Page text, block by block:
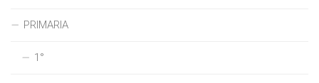
PRIMARIA
1°